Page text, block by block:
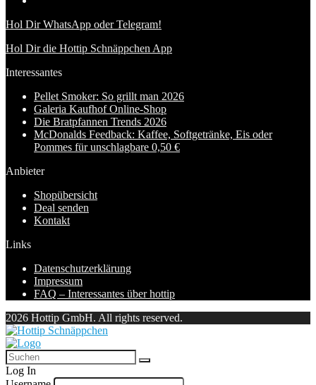
Hol Dir WhatsApp oder Telegram!
Hol Dir die Hottip Schnäppchen App
Interessantes
Pellet Smoker: So grillt man 2026
Galeria Kaufhof Online-Shop
Die Bratpfannen Trends 2026
McDonalds Feedback: Kaffee, Softgetränke, Eis oder
Pommes für unschlagbare 0,50 €
Anbieter
Shopübersicht
Deal senden
Kontakt
Links
Datenschutzerklärung
Impressum
FAQ – Interessantes über hottip
2026 Hottip GmbH. All rights reserved.
Log In